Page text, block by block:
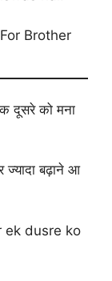
Brother
दूसरे को मना
ज्यादा बढ़ाने आ
ek dusre ko